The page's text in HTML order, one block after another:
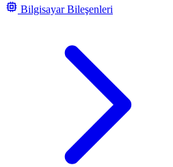
Bilgisayar Bileşenleri